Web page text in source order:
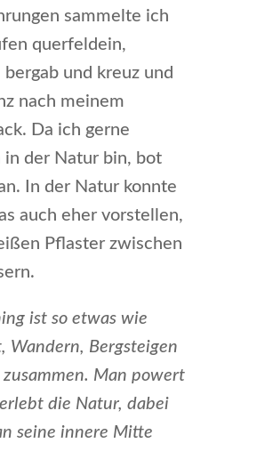
sammelte ich
querfeldein,
bergab und kreuz und
nach meinem
Da ich gerne
in der Natur bin, bot
In der Natur konnte
auch eher vorstellen,
Pflaster zwischen
ist so etwas wie
Wandern, Bergsteigen
zusammen. Man powert
die Natur, dabei
seine innere Mitte